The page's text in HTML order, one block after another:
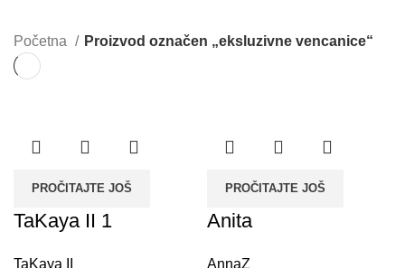
Početna Proizvod označen „eksluzivne vencanice“
PROČITAJTE JOŠ
TaKaya II 1
TaKaya II
PROČITAJTE JOŠ
Anita
AnnaZ